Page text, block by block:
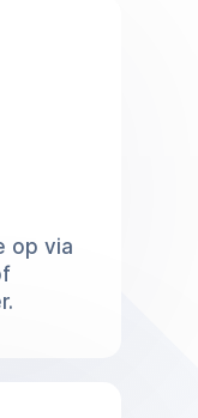
op via